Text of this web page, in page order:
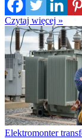
Czytaj więcej »
Elektromonter